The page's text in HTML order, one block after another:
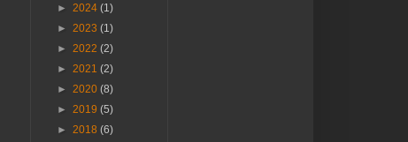
► 2024 (1)
► 2023 (1)
► 2022 (2)
► 2021 (2)
► 2020 (8)
► 2019 (5)
► 2018 (6)